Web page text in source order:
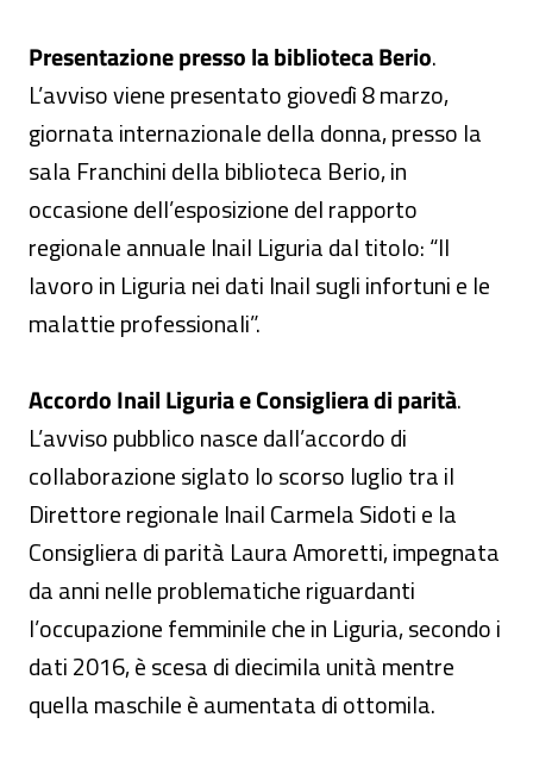
Presentazione presso la biblioteca Berio.
L’avviso viene presentato giovedì 8 marzo,
giornata internazionale della donna, presso la
sala Franchini della biblioteca Berio, in
occasione dell’esposizione del rapporto
regionale annuale Inail Liguria dal titolo: “Il
lavoro in Liguria nei dati Inail sugli infortuni e le
malattie professionali”.
Accordo Inail Liguria e Consigliera di parità.
L’avviso pubblico nasce dall’accordo di
collaborazione siglato lo scorso luglio tra il
Direttore regionale Inail Carmela Sidoti e la
Consigliera di parità Laura Amoretti, impegnata
da anni nelle problematiche riguardanti
l’occupazione femminile che in Liguria, secondo i
dati 2016, è scesa di diecimila unità mentre
quella maschile è aumentata di ottomila.